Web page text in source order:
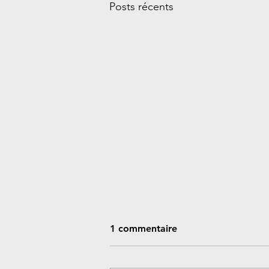
Posts récents
1 commentaire